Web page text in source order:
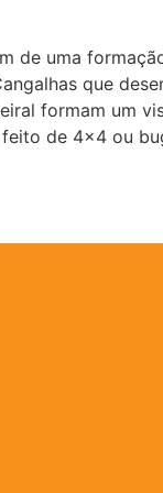
de uma
que
formam um
de 4×4 ou